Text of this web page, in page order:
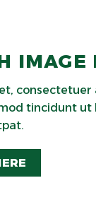
IMAGE
consectetuer
tincidunt